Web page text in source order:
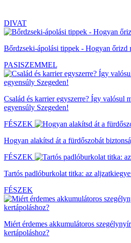
DIVAT
Bőrdzseki-ápolási tippek - Hogyan őrizd
PASISZEMMEL
Család és karrier egyszerre? Így valósul
egyensúly Szegeden!
FÉSZEK
Hogyan alakítsd át a fürdőszobát
FÉSZEK
Tartós padlóburkolat titka: az
FÉSZEK
Miért érdemes akkumulátoros
kertápoláshoz?